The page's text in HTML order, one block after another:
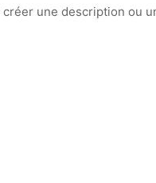
une description ou